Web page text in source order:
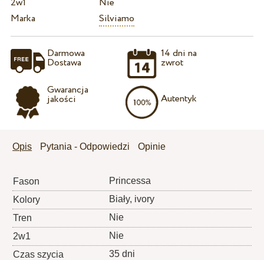
Marka
Silviamo
Darmowa
Dostawa
Gwarancja
jakości
14 dni na
zwrot
Autentyk
Opis Pytania - Odpowiedzi Opinie
Fason
Princessa
Kolory
Biały, ivory
Tren
Nie
2w1
Nie
Czas szycia
35 dni